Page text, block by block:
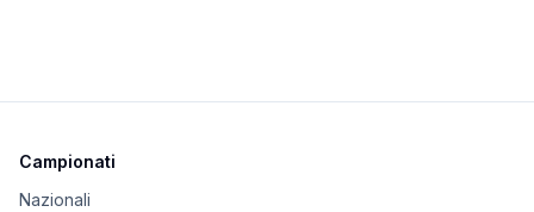
Campionati
Nazionali